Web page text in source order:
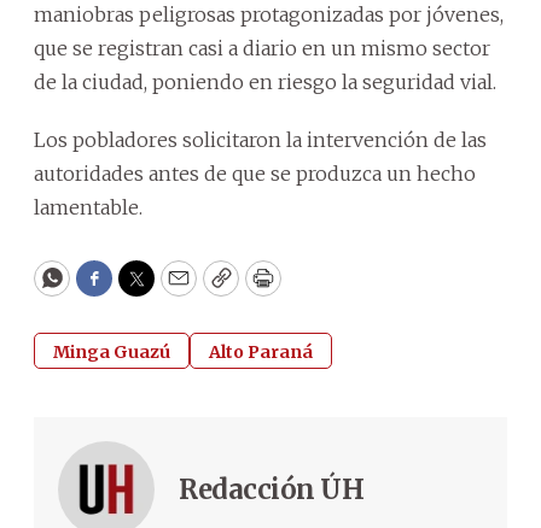
maniobras peligrosas protagonizadas por jóvenes,
que se registran casi a diario en un mismo sector
de la ciudad, poniendo en riesgo la seguridad vial.
Los pobladores solicitaron la intervención de las
autoridades antes de que se produzca un hecho
lamentable.
WhatsApp
Facebook
Twitter
EmailCopyPrint
Minga Guazú Alto Paraná
Redacción ÚH